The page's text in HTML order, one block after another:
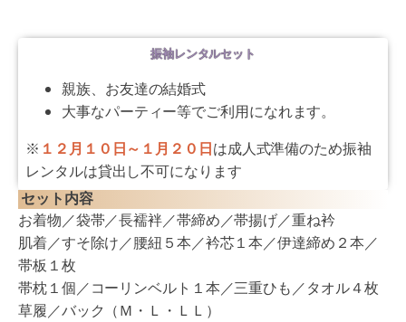
振袖レンタルセット
親族、お友達の結婚式
大事なパーティー等でご利用になれます。
※ １２月１０日～１月２０日は成人式準備のため振袖
レンタルは貸出し不可になります
セット内容
お着物／袋帯／長襦袢／帯締め／帯揚げ／重ね衿
肌着／すそ除け／腰紐５本／衿芯１本／伊達締め２本／
帯板１枚
帯枕１個／コーリンベルト１本／三重ひも／タオル４枚
草履／バック（Ｍ・Ｌ・ＬＬ）